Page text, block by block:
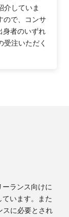
介していま
ので、コンサ
身者のいずれ
注いただく
ランス向けに
います。また
スに必要とされ